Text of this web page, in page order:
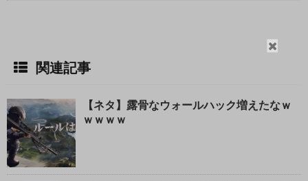
閉
関連記事
【ネタ】露骨なウォールハック増えたなｗ
ｗｗｗｗ